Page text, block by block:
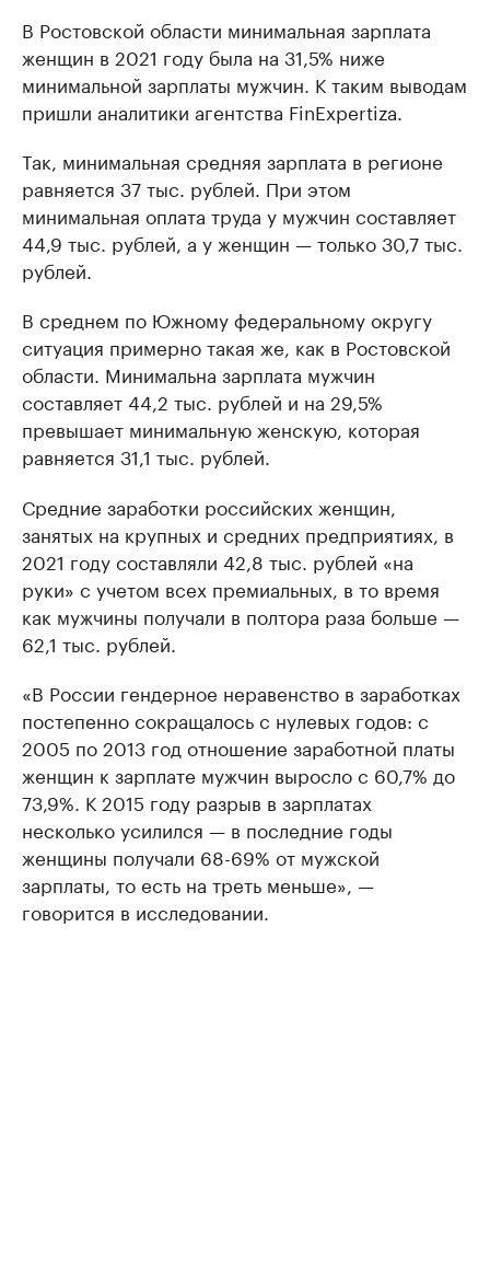
В Ростовской области минимальная зарплата
женщин в 2021 году была на 31,5% ниже
минимальной зарплаты мужчин. К таким выводам
пришли аналитики агентства FinExpertiza.
Так, минимальная средняя зарплата в регионе
равняется 37 тыс. рублей. При этом
минимальная оплата труда у мужчин составляет
44,9 тыс. рублей, а у женщин — только 30,7 тыс.
рублей.
В среднем по Южному федеральному округу
ситуация примерно такая же, как в Ростовской
области. Минимальна зарплата мужчин
составляет 44,2 тыс. рублей и на 29,5%
превышает минимальную женскую, которая
равняется 31,1 тыс. рублей.
Средние заработки российских женщин,
занятых на крупных и средних предприятиях, в
2021 году составляли 42,8 тыс. рублей «на
руки» с учетом всех премиальных, в то время
как мужчины получали в полтора раза больше —
62,1 тыс. рублей.
«В России гендерное неравенство в заработках
постепенно сокращалось с нулевых годов: с
2005 по 2013 год отношение заработной платы
женщин к зарплате мужчин выросло с 60,7% до
73,9%. К 2015 году разрыв в зарплатах
несколько усилился — в последние годы
женщины получали 68-69% от мужской
зарплаты, то есть на треть меньше», —
говорится в исследовании.